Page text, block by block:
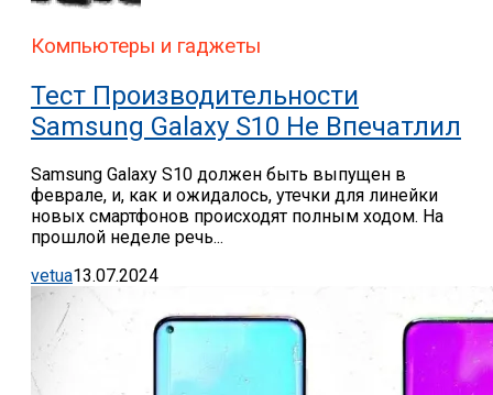
Компьютеры и гаджеты
Тест Производительности
Samsung Galaxy S10 Не Впечатлил
Samsung Galaxy S10 должен быть выпущен в
феврале, и, как и ожидалось, утечки для линейки
новых смартфонов происходят полным ходом. На
прошлой неделе речь...
vetua13.07.2024